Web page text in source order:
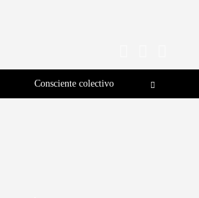
Consciente colectivo